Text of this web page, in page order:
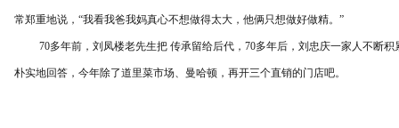
常郑重地说，“我看我爸我妈真心不想做得太大，他俩只想做好做精。”
70多年前，刘凤楼老先生把 传承留给后代，70多年后，刘忠庆一家人不断
朴实地回答，今年除了道里菜市场、曼哈顿，再开三个直销的门店吧。